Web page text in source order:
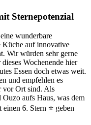
Sternepotenzial
wunderbare
Küche auf innovative
Wir würden sehr gerne
Wochenende hier
Essen doch etwas weit.
und empfehlen es
vor Ort sind. Als
Ouzo aufs Haus, was dem
6. Stern ⭐️ geben